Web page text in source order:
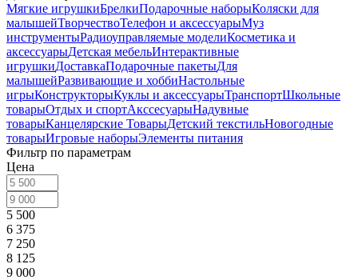
Мягкие игрушкиБрелкиПодарочные наборыКоляски для
малышейТворчествоТелефон и аксессуарыМуз
инструментыРадиоуправляемые моделиКосметика и
аксессуарыДетская мебельИнтерактивные
игрушкиДоставкаПодарочные пакетыДля
малышейРазвивающие и хоббиНастольные
игрыКонструкторыКуклы и аксессуарыТранспортШкольные
товарыОтдых и спортАкссесуарыНадувные
товарыКанцелярские ТоварыДетский текстильНовогодные
товарыИгровые наборыЭлементы питания
Фильтр по параметрам
Цена
5 500
6 375
7 250
8 125
9 000